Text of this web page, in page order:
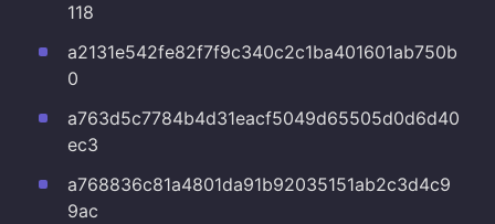
118
a2131e542fe82f7f9c340c2c1ba401601ab750b
0
a763d5c7784b4d31eacf5049d65505d0d6d40
ec3
a768836c81a4801da91b92035151ab2c3d4c9
9ac